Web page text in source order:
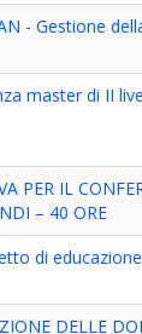
- Gestione
master di II
PER IL
– 40 ORE
di
DELLE